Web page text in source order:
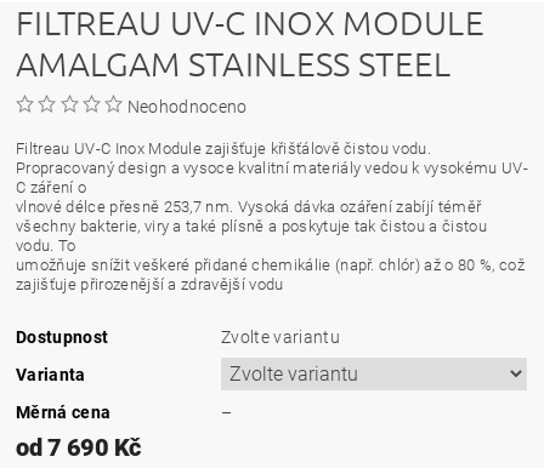
FILTREAU UV-C INOX MODULE
AMALGAM STAINLESS STEEL
Neohodnoceno
Filtreau UV-C Inox Module zajišťuje křišťálově čistou vodu.
Propracovaný design a vysoce kvalitní materiály vedou k vysokému UV-
C záření o
vlnové délce přesně 253,7 nm. Vysoká dávka ozáření zabíjí téměř
všechny bakterie, viry a také plísně a poskytuje tak čistou a čistou
vodu. To
umožňuje snížit veškeré přidané chemikálie (např. chlór) až o 80 %, což
zajišťuje přirozenější a zdravější vodu
Dostupnost
Zvolte variantu
Varianta
Měrná cena
–
od 7 690 Kč